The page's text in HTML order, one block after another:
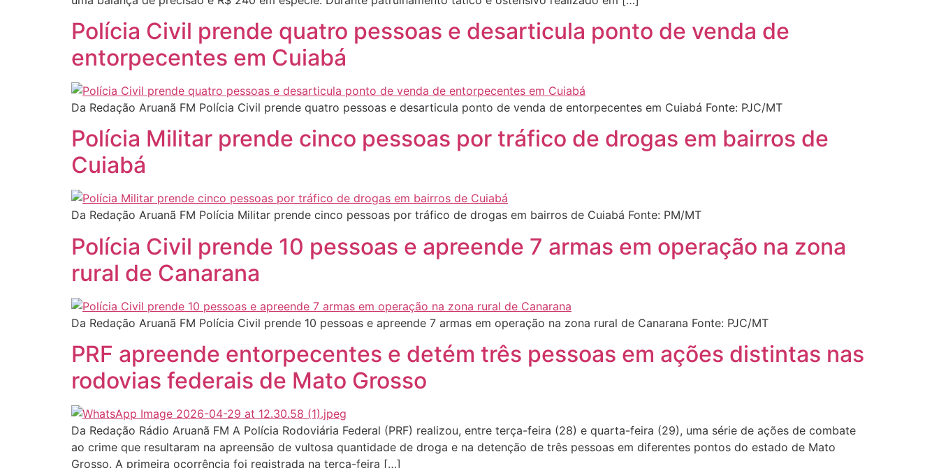
Polícia Civil prende quatro pessoas e desarticula ponto de venda de
entorpecentes em Cuiabá
Da Redação Aruanã FM Polícia Civil prende quatro pessoas e desarticula ponto de venda de entorpecentes em Cuiabá Fonte: PJC/MT
Polícia Militar prende cinco pessoas por tráfico de drogas em bairros de
Cuiabá
Da Redação Aruanã FM Polícia Militar prende cinco pessoas por tráfico de drogas em bairros de Cuiabá Fonte: PM/MT
Polícia Civil prende 10 pessoas e apreende 7 armas em operação na zona
rural de Canarana
Da Redação Aruanã FM Polícia Civil prende 10 pessoas e apreende 7 armas em operação na zona rural de Canarana Fonte: PJC/MT
PRF apreende entorpecentes e detém três pessoas em ações distintas nas
rodovias federais de Mato Grosso
Da Redação Rádio Aruanã FM A Polícia Rodoviária Federal (PRF) realizou, entre terça-feira (28) e quarta-feira (29), uma série de ações de combate
ao crime que resultaram na apreensão de vultosa quantidade de droga e na detenção de três pessoas em diferentes pontos do estado de Mato
Grosso. A primeira ocorrência foi registrada na terça-feira […]